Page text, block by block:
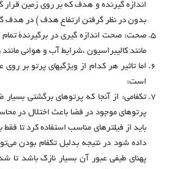
اندازه گیرنده و هدف که بر روی زمین قرار
بدون در نظر گرفتن ارتفاع هدف ) در هدف
صحت: صحت اندازه گیری در برگیرندة تمام
مانند کالیبراسیون ،شرایط آب و هوائی
اما تاثیر هر کدام از ویژگیهای پرتو بر
است:
تکفامی: از آنجا که پرتوهای برگشتی
پرتوهای موجود در فضا باعث اختلال در
باید از فیلترهای مناسب استفاده کرد تا فقط
داده شود در نتیجه بدلیل تکفام بودن
پهنای طیفی عبور آن بسیار نازک باشد